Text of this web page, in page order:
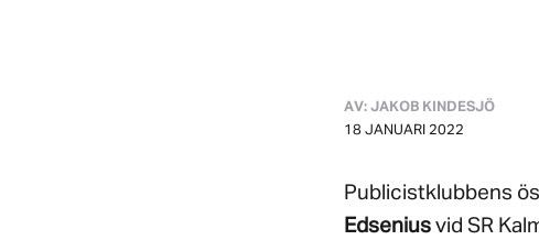
AV: JAKOB KINDESJÖ
18 JANUARI 2022
Publicistklubbens
Edsenius vid SR